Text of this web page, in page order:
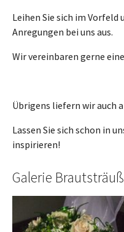
Leihen Sie sich im
Anregungen bei uns aus.
Wir vereinbaren gerne
Übrigens liefern wir auch
Lassen Sie sich schon in
inspirieren!
Galerie
Show larger version